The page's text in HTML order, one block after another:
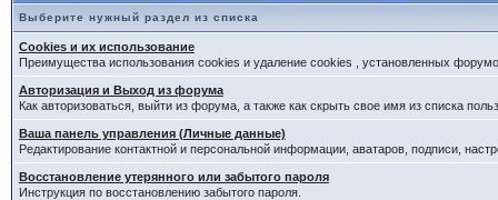
Выберите нужный раздел из списка
Cookies и их использование
Преимущества использования cookies и удаление cookies , установленных
Авторизация и Выход из форума
Как авторизоваться, выйти из форума, а также как скрыть свое имя из списка
Ваша панель управления (Личные данные)
Редактирование контактной и персональной информации, аватаров, подписи,
Восстановление утерянного или забытого пароля
Инструкция по восстановлению забытого пароля.